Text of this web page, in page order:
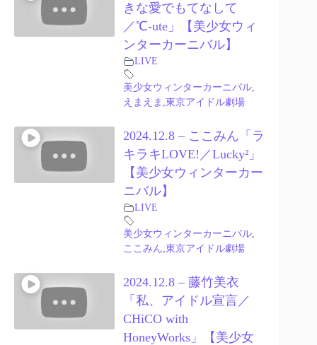
きな愛でもてなして
／℃-ute」【美少女ウィ
ンターカーニバル】
LIVE
美少女ウィンターカーニバル,
えまえま 東京アイドル劇場
2024.12.8 – ここみん「ラ
キラキLOVE!／Lucky²」
【美少女ウィンターカー
ニバル】
LIVE
美少女ウィンターカーニバル,
ここみん 東京アイドル劇場
2024.12.8 – 藤竹美衣
「私、アイドル宣言／
CHiCO with
HoneyWorks」【美少女